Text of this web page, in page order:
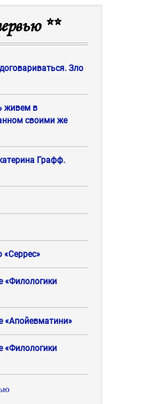
**
Зло
живем в
своими же
Графф.
«Серрес»
«Филологики
«Апойевматини»
«Филологики